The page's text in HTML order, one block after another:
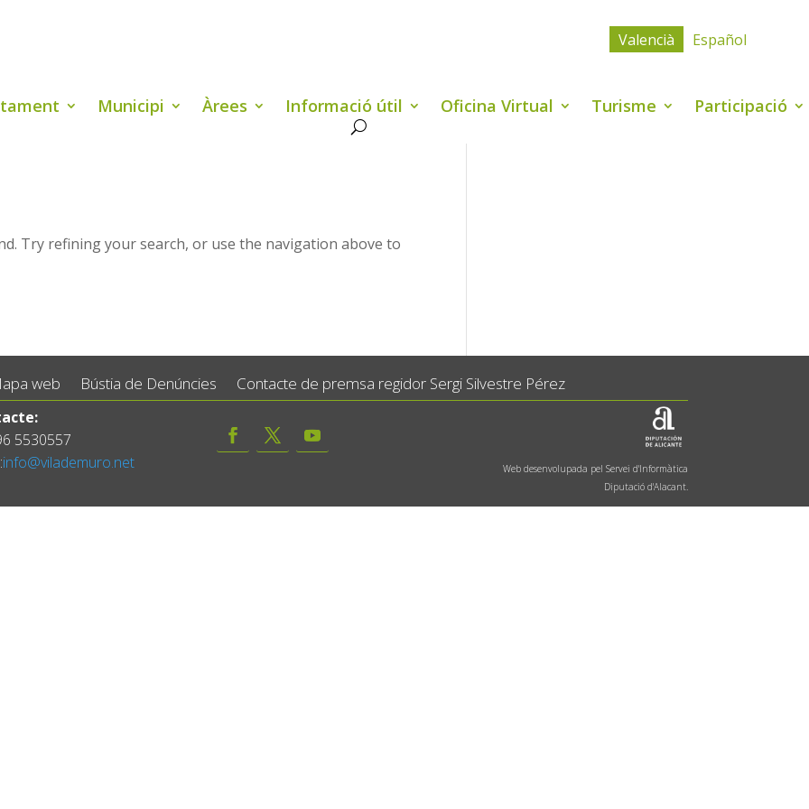
Valencià Español
Municipi Àrees Informació útil Oficina Virtual Turisme Participació
Try refining your search, or use the navigation above to
web Bústia de Denúncies Contacte de premsa regidor Sergi Silvestre Pérez
5530557
info@vilademuro.net
Web desenvolupada pel Servei d'Informàtica
Diputació d'Alacant.